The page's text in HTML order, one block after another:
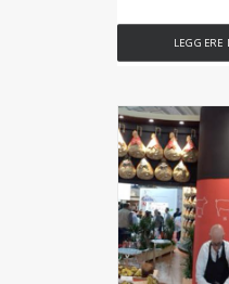
LEGGERE